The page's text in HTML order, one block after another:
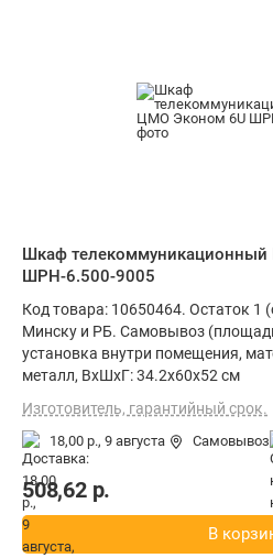
Шкаф
ШРН-6.500-9005
Код товара: 10650464. Остаток 1
Минску и РБ. Самовывоз
установка внутри помещения,
металл, ВхШхГ: 34.2x60x52 см
Изготовитель, гарантийный срок.
18,00 р., 9 августа Самовывоз
508,62р.
В